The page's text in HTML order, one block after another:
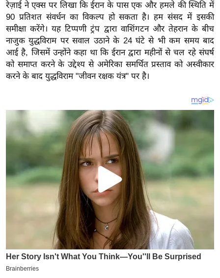
खे
ल
क्रि
के
ट
I
2
इ
प
र
रेज़ाई ने एक्स पर लिखा कि ईरान के पास एक और हमले की स्थिति में
90 प्रतिशत संवर्धन का विकल्प हो सकता है। हम संसद में इसकी
समीक्षा करेंगे। यह टिप्पणी ट्रंप द्वारा वाशिंगटन और तेहरान के बीच
नाजुक युद्धविराम पर सवाल उठाने के 24 घंटे से भी कम समय बाद
आई है, जिसमें उन्होंने कहा था कि ईरान द्वारा महीनों से चल रहे संघर्ष
को समाप्त करने के उद्देश्य से अमेरिका समर्थित प्रस्ताव को अस्वीकार
करने के बाद युद्धविराम "जीवन रक्षक यंत्र" पर है।